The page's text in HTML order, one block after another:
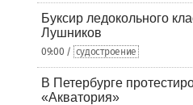
Буксир ледокольного
Лушников
09:00 / судостроение
В Петербурге
«Акватория»